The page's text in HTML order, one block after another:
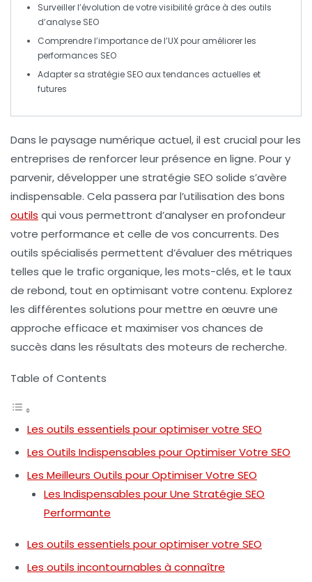
Surveiller l’évolution de votre visibilité grâce à des outils
d’analyse SEO
Comprendre l’importance de l’UXpour améliorer les
performances SEO
Adapter sa stratégie SEO auxtendances actuelles et
futures
Dans le paysage numérique actuel, il est crucial pour les
entreprises de renforcer leur présence en ligne. Pour y
parvenir,développer une stratégie SEO solide s’avère
indispensable. Cela passera par l’utilisation des bons
outils qui vous permettront d’analyser en profondeur
votre performance et celle de vos concurrents. Des
outils spécialisés permettent d’évaluer des métriques
telles que le trafic organique, les mots-clés, et le taux
de rebond, tout en optimisant votre contenu. Explorez
les différentes solutions pour mettre en œuvre une
approche efficace et maximiser vos chances de
succès dans les résultats des moteurs de recherche.
Table of Contents
Les outils essentiels pour optimiser votre SEO
Les Outils Indispensables pour Optimiser Votre SEO
Les Meilleurs Outils pour Optimiser Votre SEO
Les Indispensables pour Une Stratégie SEO
Performante
Les outils essentiels pour optimiser votre SEO
Les outils incontournables à connaître